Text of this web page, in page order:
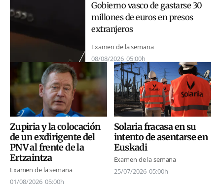
Gobierno vasco de gastarse 30
millones de euros en presos
extranjeros
Examen de la semana
08/08/2026 05:00h
Zupiria y la colocación
de un exdirigente del
PNV al frente de la
Ertzaintza
Examen de la semana
01/08/2026 05:00h
Solaria fracasa en su
intento de asentarse en
Euskadi
Examen de la semana
25/07/2026 05:00h